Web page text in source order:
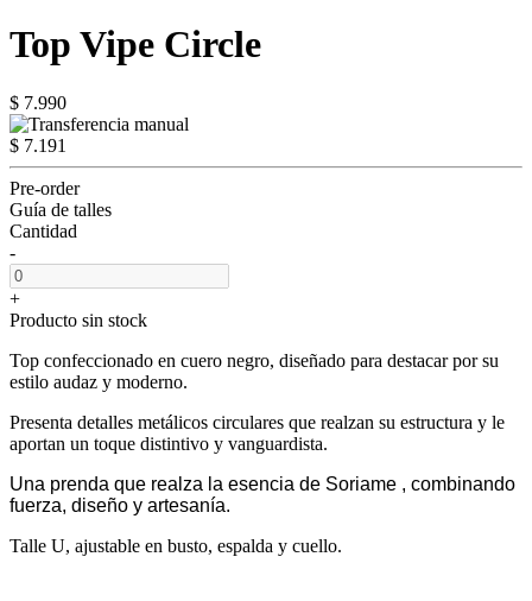
Top Vipe Circle
$ 7.990
$ 7.191
Pre-order
Guía de talles
Cantidad
-
+
Producto sin stock
Top confeccionado en cuero negro, diseñado para destacar por su
estilo audaz y moderno.
Presenta detalles metálicos circulares que realzan su estructura y le
aportan un toque distintivo y vanguardista.
Una prenda que realza la esencia de Soriame , combinando
fuerza, diseño y artesanía.
Talle U, ajustable en busto, espalda y cuello.